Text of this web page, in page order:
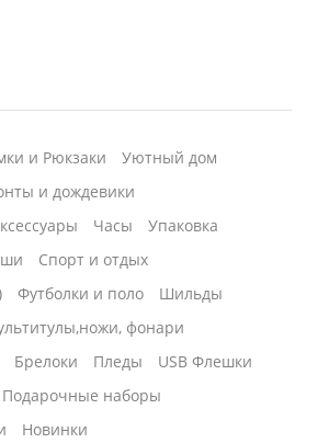
и Рюкзаки
Уютный дом
и дождевики
Часы
Упаковка
Спорт и отдых
Футболки и поло
Шильды
фонари
Брелоки Пледы
USB Флешки
Подарочные наборы
Новинки